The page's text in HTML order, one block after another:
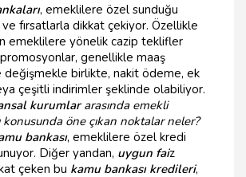
, emeklilere özel sunduğu
fırsatlarla dikkat çekiyor. Özellikle
emeklilere yönelik cazip teklifler
genellikle maaş
değişmekle birlikte, nakit ödeme, ek
çeşitli indirimler şeklinde olabiliyor.
kurumlararasında emekli
konusunda öne çıkan noktalar neler?
bankası, emeklilere özel kredi
Diğer yandan, uygun faiz
çeken bu kamu bankası kredileri,